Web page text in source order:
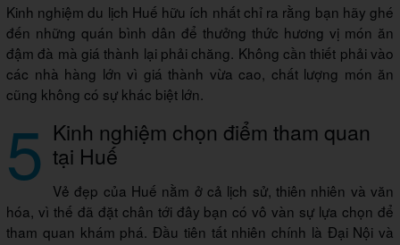
Kinh nghiệm du lịch Huế hữu ích nhất chỉ ra rằng bạn hãy ghé
đến những quán bình dân để thưởng thức hương vị món ăn
đậm đà mà giá thành lại phải chăng. Không cần thiết phải vào
các nhà hàng lớn vì giá thành vừa cao, chất lượng món ăn
cũng không có sự khác biệt lớn.
5 Kinh nghiệm chọn điểm tham quan
tại Huế
Vẻ đẹp của Huế nằm ở cả lịch sử, thiên nhiên và văn
hóa, vì thế đã đặt chân tới đây bạn có vô vàn sự lựa chọn để
tham quan khám phá. Đầu tiên tất nhiên chính là Đại Nội và